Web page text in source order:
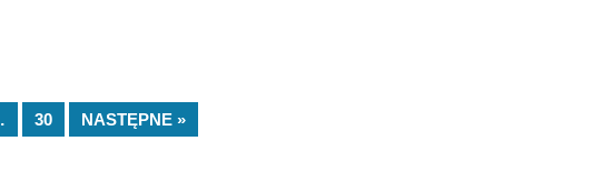
30 NASTĘPNE »